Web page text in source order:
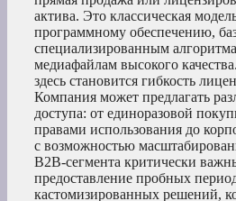
актива. Это классическая
программному обеспечению,
специализированным
медиафайлам высокого
здесь становится гибкость
Компания может предлагать
доступа: от единоразовой
правами использования до
с возможностью
B2B-сегмента критически
предоставление пробных
кастомизированных решений,